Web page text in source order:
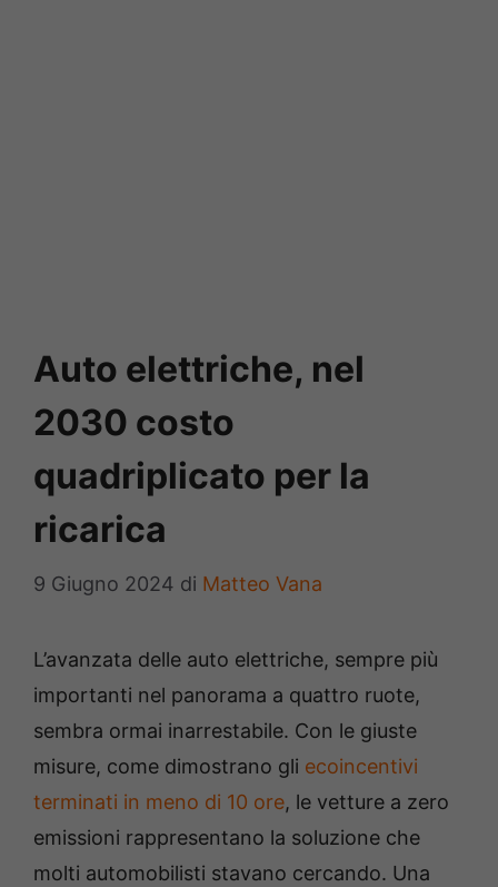
Auto elettriche, nel
2030 costo
quadriplicato per la
ricarica
9 Giugno 2024 di Matteo Vana
L’avanzata delle auto elettriche, sempre più
importanti nel panorama a quattro ruote,
sembra ormai inarrestabile. Con le giuste
misure, come dimostrano gli ecoincentivi
terminati in meno di 10 ore, le vetture a zero
emissioni rappresentano la soluzione che
molti automobilisti stavano cercando. Una